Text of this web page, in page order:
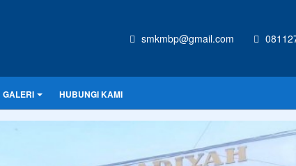
smkmbp@gmail.com
GALERI HUBUNGI KAMI